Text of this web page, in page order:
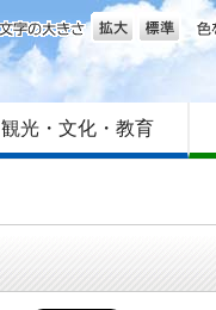
文字の大きさ
観光・文化・教育